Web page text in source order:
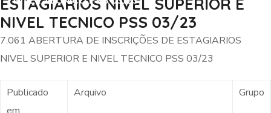
NIVEL TECNICO PSS 03/23
7.061 ABERTURA DE INSCRIÇÕES DE ESTAGIARIOS
NIVEL SUPERIOR E NIVEL TECNICO PSS 03/23
Publicado
Arquivo Grupo